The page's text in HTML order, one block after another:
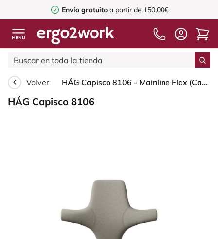
Envío gratuito a partir de 150,00€
Volver HÅG Capisco 8106 - Mainline Flax (Camira) - Lana / Lino - MLF002 Beige-Grey - Black - 265 mm (seat height 53-79cm) - Soft castors for hard floors
HÅG Capisco 8106